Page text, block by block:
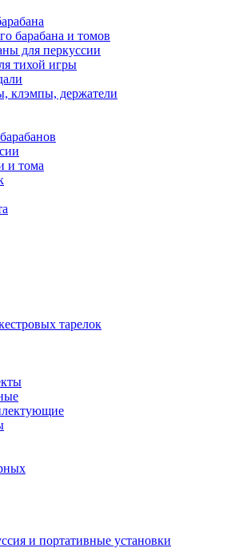
барабана и томов
для перкуссии
тихой игры
клэмпы, держатели
и тома
тарелок
и портативные установки